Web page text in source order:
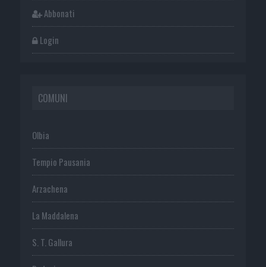
Abbonati
Login
COMUNI
Olbia
Tempio Pausania
Arzachena
La Maddalena
S. T. Gallura